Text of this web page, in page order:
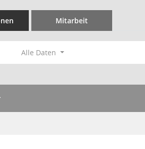
Mitarbeit
Alle Daten